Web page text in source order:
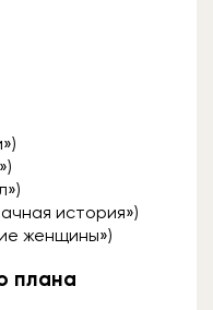
история»)
женщины»)
плана